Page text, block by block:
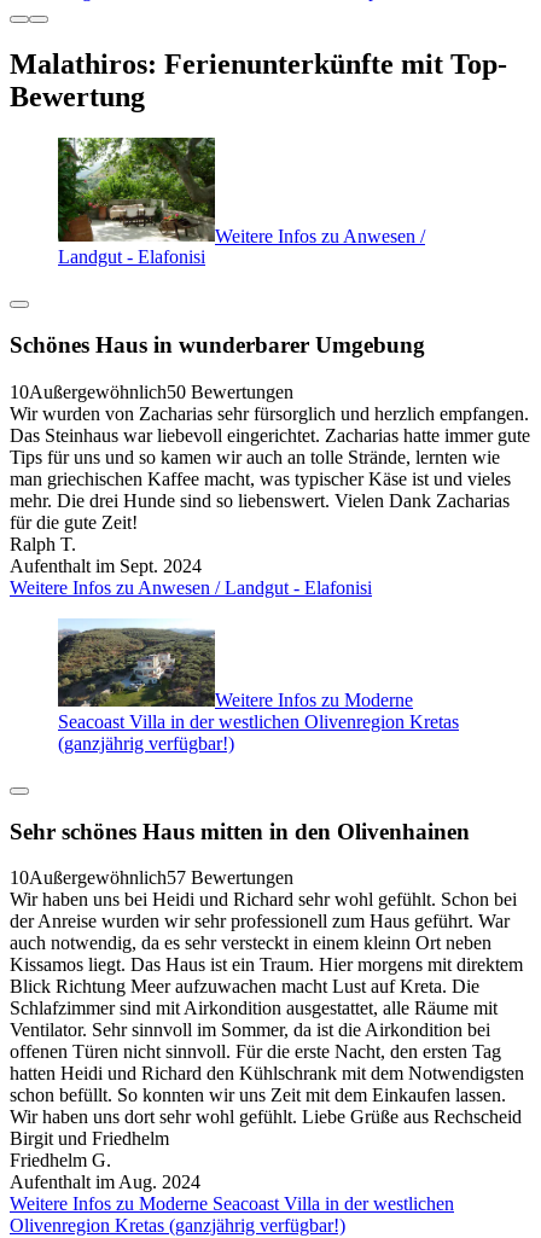
Malathiros: Ferienunterkünfte mit Top-
Bewertung
Weitere Infos zu Anwesen /
Landgut - Elafonisi
Schönes Haus in wunderbarer Umgebung
10Außergewöhnlich50 Bewertungen
Wir wurden von Zacharias sehr fürsorglich und herzlich empfangen.
Das Steinhaus war liebevoll eingerichtet. Zacharias hatte immer gute
Tips für uns und so kamen wir auch an tolle Strände, lernten wie
man griechischen Kaffee macht, was typischer Käse ist und vieles
mehr. Die drei Hunde sind so liebenswert. Vielen Dank Zacharias
für die gute Zeit!
Ralph T.
Aufenthalt im Sept. 2024
Weitere Infos zu Anwesen / Landgut - Elafonisi
Weitere Infos zu Moderne
Seacoast Villa in der westlichen Olivenregion Kretas
(ganzjährig verfügbar!)
Sehr schönes Haus mitten in den Olivenhainen
10Außergewöhnlich57 Bewertungen
Wir haben uns bei Heidi und Richard sehr wohl gefühlt. Schon bei
der Anreise wurden wir sehr professionell zum Haus geführt. War
auch notwendig, da es sehr versteckt in einem kleinn Ort neben
Kissamos liegt. Das Haus ist ein Traum. Hier morgens mit direktem
Blick Richtung Meer aufzuwachen macht Lust auf Kreta. Die
Schlafzimmer sind mit Airkondition ausgestattet, alle Räume mit
Ventilator. Sehr sinnvoll im Sommer, da ist die Airkondition bei
offenen Türen nicht sinnvoll. Für die erste Nacht, den ersten Tag
hatten Heidi und Richard den Kühlschrank mit dem Notwendigsten
schon befüllt. So konnten wir uns Zeit mit dem Einkaufen lassen.
Wir haben uns dort sehr wohl gefühlt. Liebe Grüße aus Rechscheid
Birgit und Friedhelm
Friedhelm G.
Aufenthalt im Aug. 2024
Weitere Infos zu Moderne Seacoast Villa in der westlichen
Olivenregion Kretas (ganzjährig verfügbar!)